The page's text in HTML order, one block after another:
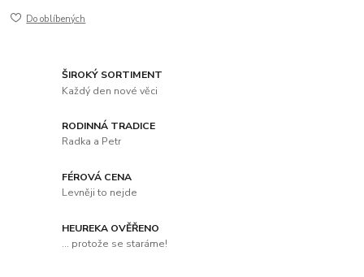
Do oblíbených
ŠIROKÝ SORTIMENT
Každý den nové věci
RODINNÁ TRADICE
Radka a Petr
FÉROVÁ CENA
Levněji to nejde
HEUREKA OVĚŘENO
... protože se staráme!